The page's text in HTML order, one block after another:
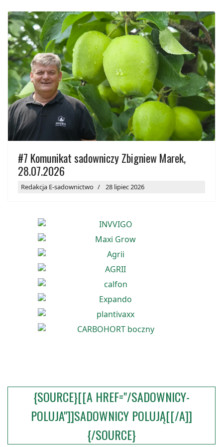
#7 Komunikat sadowniczy Zbigniew Marek,
28.07.2026
Redakcja E-sadownictwo 28 lipiec 2026
{SOURCE}[[A HREF="/SADOWNICY-
POLUJA"]]SADOWNICY POLUJĄ[[/A]]
{/SOURCE}